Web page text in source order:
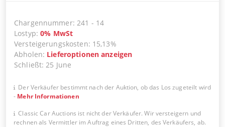
Chargennummer:241 - 14
Lostyp:0% MwSt
Versteigerungskosten: 15,13%
Abholen: Lieferoptionen anzeigen
Schließt:25 June
Der Verkäufer bestimmt nach der Auktion, ob das Los zugeteilt wird
- Mehr Informationen
Classic Car Auctions ist nicht der Verkäufer. Wir versteigern und
rechnen als Vermittler im Auftrag eines Dritten, des Verkäufers, ab.